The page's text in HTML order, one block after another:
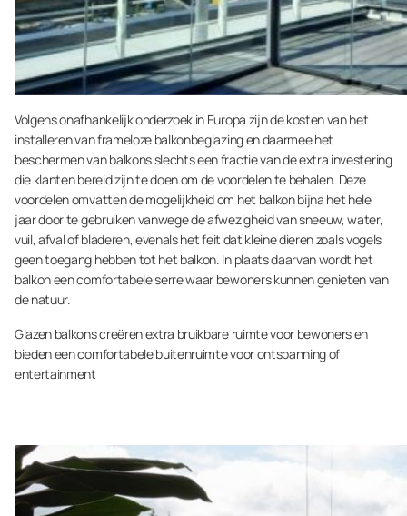
Volgens onafhankelijk onderzoek in Europa zijn de kosten van het
installeren van frameloze balkonbeglazing en daarmee het
beschermen van balkons slechts een fractie van de extra investering
die klanten bereid zijn te doen om de voordelen te behalen. Deze
voordelen omvatten de mogelijkheid om het balkon bijna het hele
jaar door te gebruiken vanwege de afwezigheid van sneeuw, water,
vuil, afval of bladeren, evenals het feit dat kleine dieren zoals vogels
geen toegang hebben tot het balkon. In plaats daarvan wordt het
balkon een comfortabele serre waar bewoners kunnen genieten van
de natuur.
Glazen balkons creëren extra bruikbare ruimte voor bewoners en
bieden een comfortabele buitenruimte voor ontspanning of
entertainment